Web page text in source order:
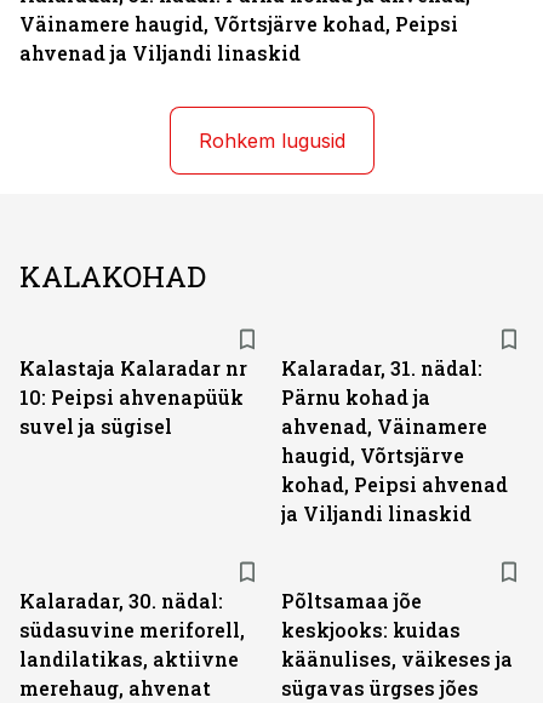
Väinamere haugid, Võrtsjärve kohad, Peipsi
ahvenad ja Viljandi linaskid
Rohkem lugusid
KALAKOHAD
Kalastaja Kalaradar nr
10: Peipsi ahvenapüük
suvel ja sügisel
Kalaradar, 31. nädal:
Pärnu kohad ja
ahvenad, Väinamere
haugid, Võrtsjärve
kohad, Peipsi ahvenad
ja Viljandi linaskid
Kalaradar, 30. nädal:
südasuvine meriforell,
landilatikas, aktiivne
merehaug, ahvenat
Põltsamaa jõe
keskjooks: kuidas
käänulises, väikeses ja
sügavas ürgses jões